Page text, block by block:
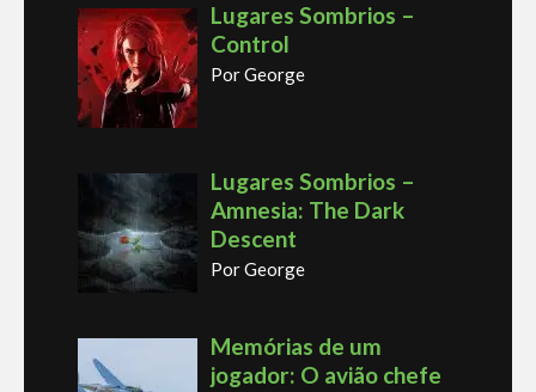
Lugares Sombrios –
Control
Por George
Lugares Sombrios –
Amnesia: The Dark
Descent
Por George
Memórias de um
jogador: O avião chefe